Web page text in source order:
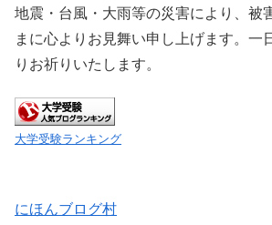
地震・台風・大雨等の災害により、被
まに心よりお見舞い申し上げます。一
りお祈りいたします。
大学受験ランキング
にほんブログ村